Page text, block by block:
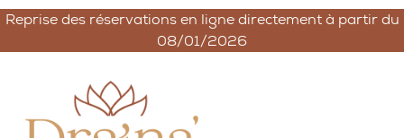
Aller
contenu
Reprise des réservations en ligne directement à partir du
08/01/2026